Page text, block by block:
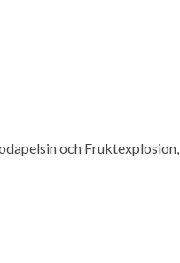
och Fruktexplosion,